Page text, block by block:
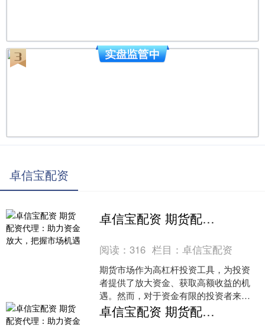
卓信宝配资
卓信宝配资 期货配资代理：助力资金放大，把握市场机遇
阅读：316 栏目：卓信宝配资
期货市场作为高杠杆投资工具，为投资
者提供了放大资金、获取高额收益的机
遇。然而，对于资金有限的投资者来
说，期货配资代理成为了实现资金放大
的有效途径。1. 杠杆风险：股票配资
卓信宝配资 期货配资代理：助力资金放大，把握市场机遇